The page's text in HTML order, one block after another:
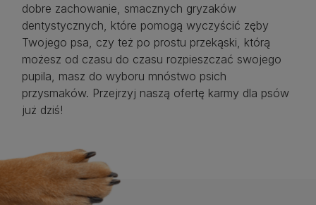
dobre zachowanie, smacznych gryzaków
dentystycznych, które pomogą wyczyścić zęby
Twojego psa, czy też po prostu przekąski, którą
możesz od czasu do czasu rozpieszczać swojego
pupila, masz do wyboru mnóstwo psich
przysmaków. Przejrzyj naszą ofertę karmy dla psów
już dziś!